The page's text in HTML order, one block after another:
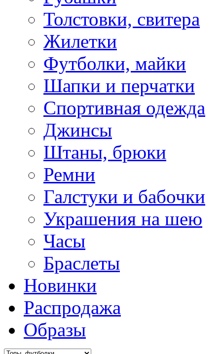
Толстовки, свитера
Жилетки
Футболки, майки
Шапки и перчатки
Спортивная одежда
Джинсы
Штаны, брюки
Ремни
Галстуки и бабочки
Украшения на шею
Часы
Браслеты
Новинки
Распродажа
Образы